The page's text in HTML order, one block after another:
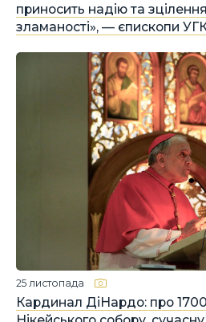
приносить надію та
зламаності», — єпископи
Кардинал ДіНардо: про
25 листопада